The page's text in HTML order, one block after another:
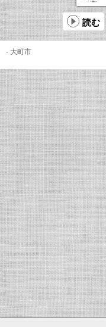
読む
- 大町市